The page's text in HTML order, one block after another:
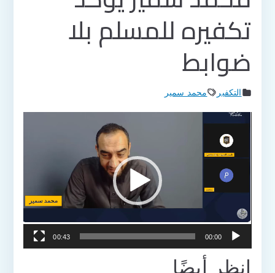
تكفيره للمسلم بلا
ضوابط
التكفير محمد سمير
مشغل
الفيديو
00:00
00:43
انظر أيضًا